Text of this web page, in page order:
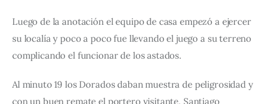
Luego de la anotación el equipo de casa empezó a ejercer
su localía y poco a poco fue llevando el juego a su terreno
complicando el funcionar de los astados.
Al minuto 19 los Dorados daban muestra de peligrosidad y
con un buen remate el portero visitante, Santiago